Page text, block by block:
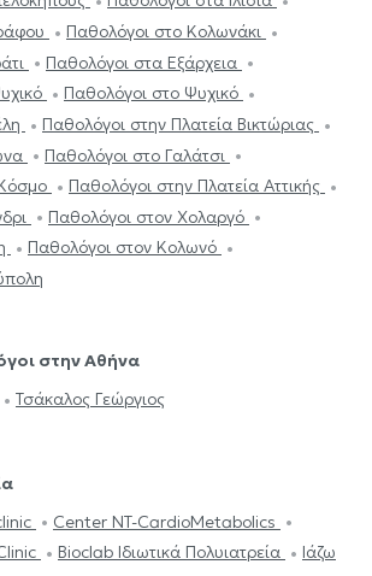
Παθολόγοι στο Κολωνάκι
Παθολόγοι στα Εξάρχεια
Παθολόγοι στο Ψυχικό
Παθολόγοι στην Πλατεία Βικτώριας
Παθολόγοι στο Γαλάτσι
Παθολόγοι στην Πλατεία Αττικής
Παθολόγοι στον Χολαργό
Παθολόγοι στον Κολωνό
στην Αθήνα
Τσάκαλος Γεώργιος
Center NT-CardioMetabolics
Bioclab Ιδιωτικά Πολυιατρεία Ιάζω